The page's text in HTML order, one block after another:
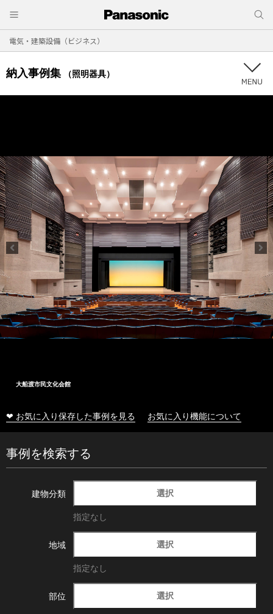
電気・建築設備（ビジネス）
納入事例集 （照明器具）
大船渡市民文化会館
❤ お気に入り保存した事例を見る お気に入り機能について
事例を検索する
建物分類 選択
指定なし
地域 選択
指定なし
部位 選択